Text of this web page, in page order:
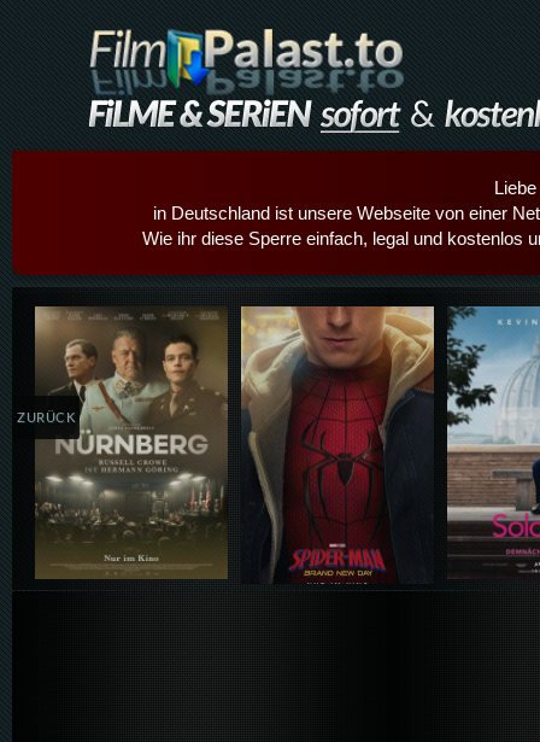
in Deutschland ist unsere Webseite von einer
Wie ihr diese Sperre einfach, legal und kostenlos
Details,Play Details,Play
ZURÜCK